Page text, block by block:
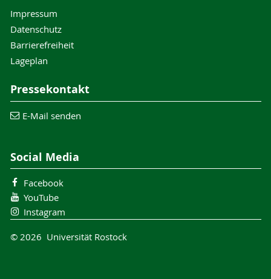
Impressum
Datenschutz
Barrierefreiheit
Lageplan
Pressekontakt
E-Mail senden
Social Media
Facebook
YouTube
Instagram
© 2026 Universität Rostock